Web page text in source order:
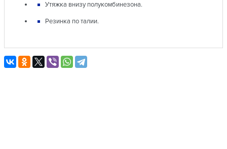
Утяжка внизу полукомбинезона.
Резинка по талии.